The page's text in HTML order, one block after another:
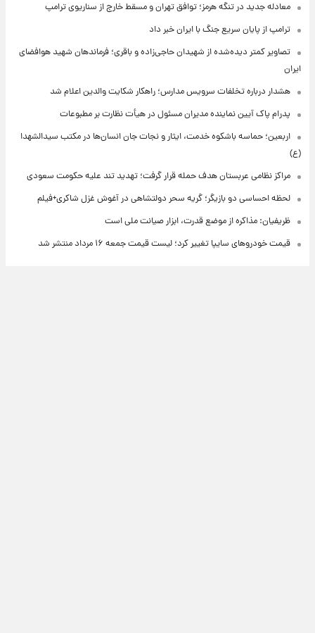
معادله جدید در تنگه هرمز؛ توافق تهران و مسقط خارج از سناریوی ترامپ
ترامپ از پایان سریع جنگ با ایران خبر داد
تصاویر کمتر دیده‌شده از شهیدان حاجی‌زاده و باقری؛ فرماندهان شهید هوافضای
ایران
هشدار درباره تخلفات سرویس مدارس؛ راهکار شکایت والدین اعلام شد
پدرام پاک آیین نماینده مدیران مسئول در هیأت نظارت بر مطبوعات
اربعین؛ حماسه باشکوه خدمت، ایثار و نجات جان انسان‌ها در مکتب سیدالشهدا
(ع)
مراکز نظامی عربستان هدف حمله قرار گرفت؛ تهدید تند علیه حکومت سعودی
لحظه احساسی دو بازیگر؛ گریه سحر دولتشاهی در آغوش غزل شاکری+فیلم
ظریفیان: مذاکره از موضع قدرت، ابزار صیانت ملی است
قیمت خودروهای سایپا تغییر کرد؛ لیست قیمت جمعه ۱۶ مرداد منتشر شد